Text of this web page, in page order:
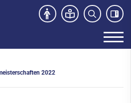
2022